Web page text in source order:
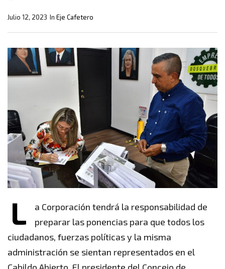
In Eje Cafetero
Julio 12, 2023
L
a Corporación tendrá la responsabilidad de
preparar las ponencias para que todos los
ciudadanos, fuerzas políticas y la misma
administración se sientan representados en el